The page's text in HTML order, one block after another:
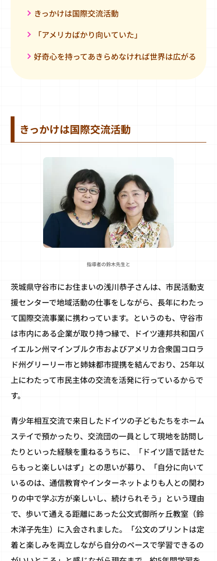
きっかけは国際交流活動
「アメリカばかり向いていた」
好奇心を持ってあきらめなければ世界は広がる
きっかけは国際交流活動
指導者の鈴木先生と
茨城県守谷市にお住まいの浅川恭子さんは、市民活動支
援センターで地域活動の仕事をしながら、長年にわたっ
て国際交流事業に携わっています。というのも、守谷市
は市内にある企業が取り持つ縁で、ドイツ連邦共和国バ
イエルン州マインブルク市およびアメリカ合衆国コロラ
ド州グリーリー市と姉妹都市提携を結んでおり、25年以
上にわたって市民主体の交流を活発に行っているからで
す。
青少年相互交流で来日したドイツの子どもたちをホーム
ステイで預かったり、交流団の一員として現地を訪問し
たりといった経験を重ねるうちに、「ドイツ語で話せた
らもっと楽しいはず」との思いが募り、「自分に向いて
いるのは、通信教育やインターネットよりも人との関わ
りの中で学ぶ方が楽しいし、続けられそう」という理由
で、歩いて通える距離にあった公文式御所ヶ丘教室（鈴
木洋子先生）に入会されました。「公文のプリントは定
着と楽しみを両立しながら自分のペースで学習できるの